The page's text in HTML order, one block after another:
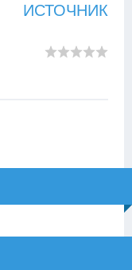
ИСТОЧНИК